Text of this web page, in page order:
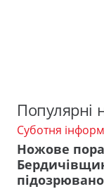
Популярні
Суботня
Ножове